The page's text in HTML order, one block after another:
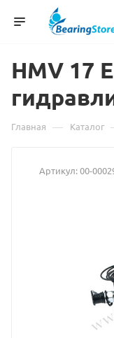
HMV 17
Главная — Каталог
Артикул:00-